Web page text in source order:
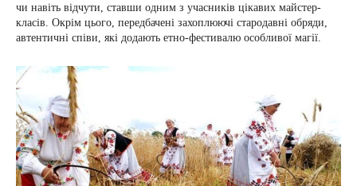
чи навіть відчути, ставши одним з учасників цікавих майстер-
класів. Окрім цього, передбачені захоплюючі стародавні обряди,
автентичні співи, які додають етно-фестивалю особливої магії.